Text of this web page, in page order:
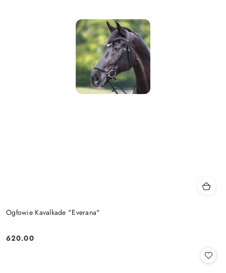
Ogłowie Kavalkade "Everana"
Cena:
620.00